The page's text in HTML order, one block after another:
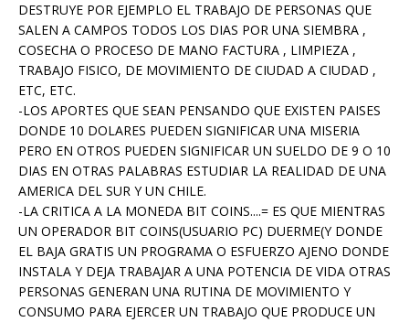
DESTRUYE POR EJEMPLO EL TRABAJO DE PERSONAS QUE
SALEN A CAMPOS TODOS LOS DIAS POR UNA SIEMBRA ,
COSECHA O PROCESO DE MANO FACTURA , LIMPIEZA ,
TRABAJO FISICO, DE MOVIMIENTO DE CIUDAD A CIUDAD ,
ETC, ETC.
-LOS APORTES QUE SEAN PENSANDO QUE EXISTEN PAISES
DONDE 10 DOLARES PUEDEN SIGNIFICAR UNA MISERIA
PERO EN OTROS PUEDEN SIGNIFICAR UN SUELDO DE 9 O 10
DIAS EN OTRAS PALABRAS ESTUDIAR LA REALIDAD DE UNA
AMERICA DEL SUR Y UN CHILE.
-LA CRITICA A LA MONEDA BIT COINS....= ES QUE MIENTRAS
UN OPERADOR BIT COINS(USUARIO PC) DUERME(Y DONDE
EL BAJA GRATIS UN PROGRAMA O ESFUERZO AJENO DONDE
INSTALA Y DEJA TRABAJAR A UNA POTENCIA DE VIDA OTRAS
PERSONAS GENERAN UNA RUTINA DE MOVIMIENTO Y
CONSUMO PARA EJERCER UN TRABAJO QUE PRODUCE UN